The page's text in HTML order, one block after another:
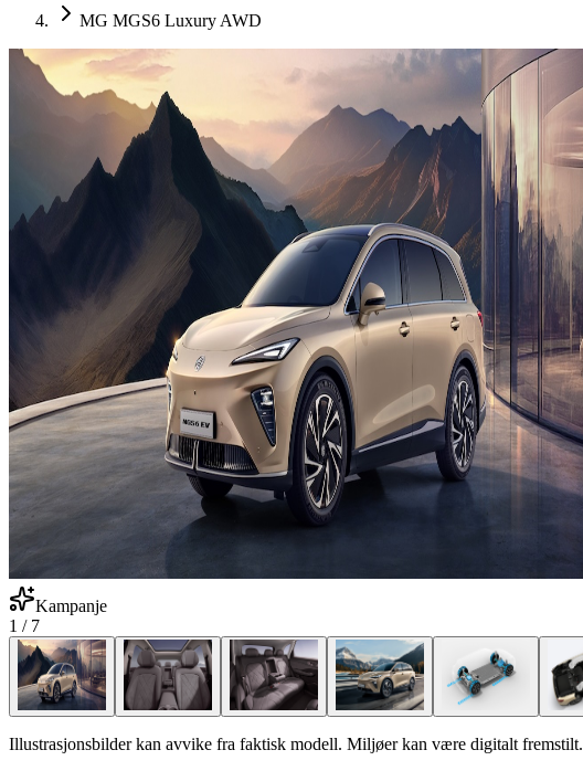
MG MGS6 Luxury AWD
Kampanje
1 / 7
Illustrasjonsbilder kan avvike fra faktisk modell. Miljøer kan være digitalt fremstilt.